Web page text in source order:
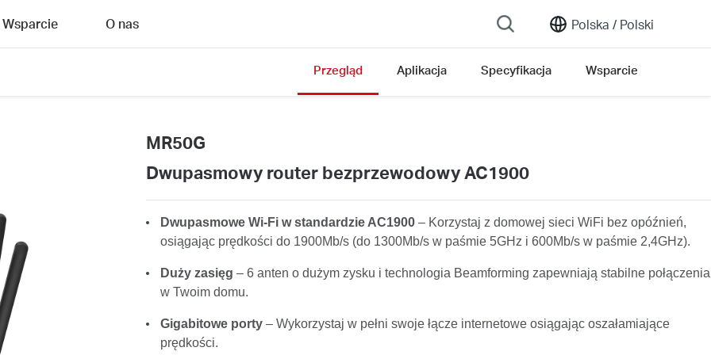
Polska / Polski
Wsparcie O nas
Przegląd Aplikacja Specyfikacja Wsparcie
MR50G
Dwupasmowy router bezprzewodowy AC1900
Dwupasmowe Wi-Fi w standardzie AC1900 – Korzystaj z domowej sieci WiFi bez opóźnień,
osiągając prędkości do 1900Mb/s (do 1300Mb/s w paśmie 5GHz i 600Mb/s w paśmie 2,4GHz).
Duży zasięg – 6 anten o dużym zysku i technologia Beamforming zapewniają stabilne połączenia
w Twoim domu.
Gigabitowe porty– Wykorzystaj w pełni swoje łącze internetowe osiągając oszałamiające
prędkości.